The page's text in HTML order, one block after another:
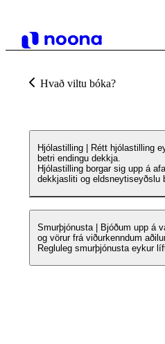
Hvað viltu bóka?
Hjólastilling | Rétt hjólastilling
betri endingu dekkja.
Hjólastilling borgar sig upp á
dekkjasliti og eldsneytiseyðslu
Smurþjónusta | Bjóðum upp á
og vörur frá viðurkenndum
Regluleg smurþjónusta eykur